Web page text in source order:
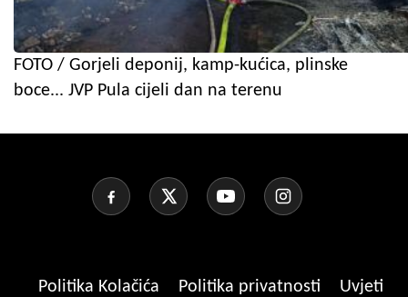
FOTO / Gorjeli deponij, kamp-kućica, plinske
boce... JVP Pula cijeli dan na terenu
Politika Kolačića Politika privatnosti
Uvjeti